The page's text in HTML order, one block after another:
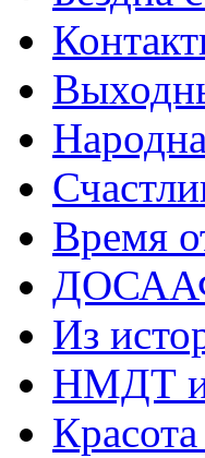
Время
Из
НМДТ